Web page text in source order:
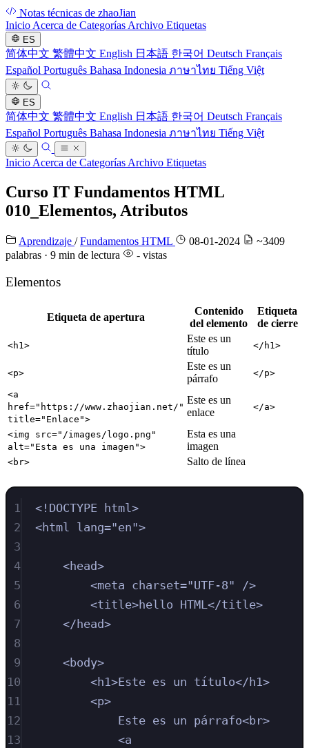
Notas técnicas de zhaoJian
Inicio Acerca de Categorías Archivo Etiquetas
ES
简体中文 繁體中文 English 日本語 한국어 Deutsch Français
Español Português Bahasa Indonesia ภาษาไทย Tiếng Việt
ES
简体中文 繁體中文 English 日本語 한국어 Deutsch Français
Español Português Bahasa Indonesia ภาษาไทย Tiếng Việt
Inicio Acerca de Categorías Archivo Etiquetas
Curso IT Fundamentos HTML
010_Elementos, Atributos
Aprendizaje / Fundamentos HTML 08-01-2024
~3409
palabras · 9 min de lectura
- vistas
Elementos
Etiqueta de apertura
Contenido
del elemento
Etiqueta
de cierre
<h1>
Este es un
título
</h1>
<p>
Este es un
párrafo
</p>
<a
href="https://www.zhaojian.net/"
title="Enlace">
Este es un
enlace
</a>
<img src="/images/logo.png"
alt="Esta es una imagen">
Esta es una
imagen
<br> Salto de línea
1 <! DOCTYPE html>
2
<html lang="en">
3
4
<head>
5
<meta charset="UTF-8"
/>
6
<title>hello HTML</title>
7
</ head>
8
9
<body>
10
<h1>Este es un título</ h1>
11
<p>
12
Este es un párrafo<br>
13
<a